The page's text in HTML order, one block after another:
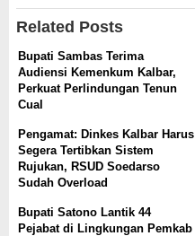
Related Posts
Bupati Sambas Terima
Audiensi Kemenkum Kalbar,
Perkuat Perlindungan Tenun
Cual
Pengamat: Dinkes Kalbar Harus
Segera Tertibkan Sistem
Rujukan, RSUD Soedarso
Sudah Overload
Bupati Satono Lantik 44
Pejabat di Lingkungan Pemkab